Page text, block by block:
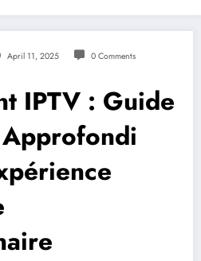
April 11, 2025 0 Comments
IPTV : Guide